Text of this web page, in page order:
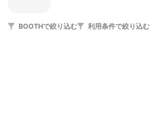
BOOTHで絞り込む 利用条件で絞り込む